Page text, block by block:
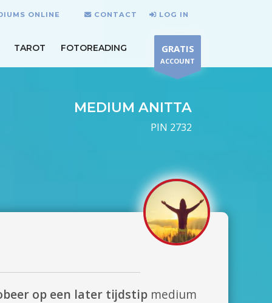
ONLINE CONTACT LOG IN
TAROT FOTOREADING GRATIS
ACCOUNT
MEDIUM ANITTA
PIN 2732
op een later tijdstip medium